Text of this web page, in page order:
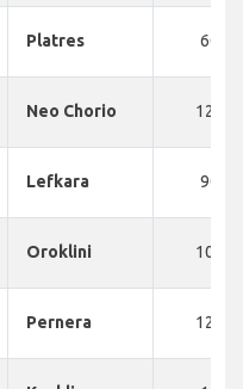
Platres 60
Neo Chorio 120
Lefkara 90
Oroklini 100
Pernera 120